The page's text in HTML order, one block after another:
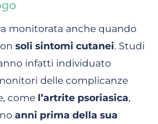
monitorata anche quando
soli sintomi cutanei. Studi
infatti individuato
delle complicanze
come l’artrite psoriasica,
anni prima della sua